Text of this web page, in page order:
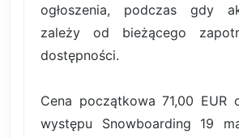
ogłoszenia, podczas gdy
zależy od bieżącego
dostępności.
Cena początkowa 71,00 EUR
występu Snowboarding 19